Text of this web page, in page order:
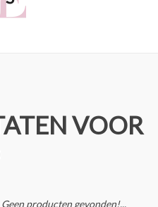
VOOR
Geen producten gevonden!...